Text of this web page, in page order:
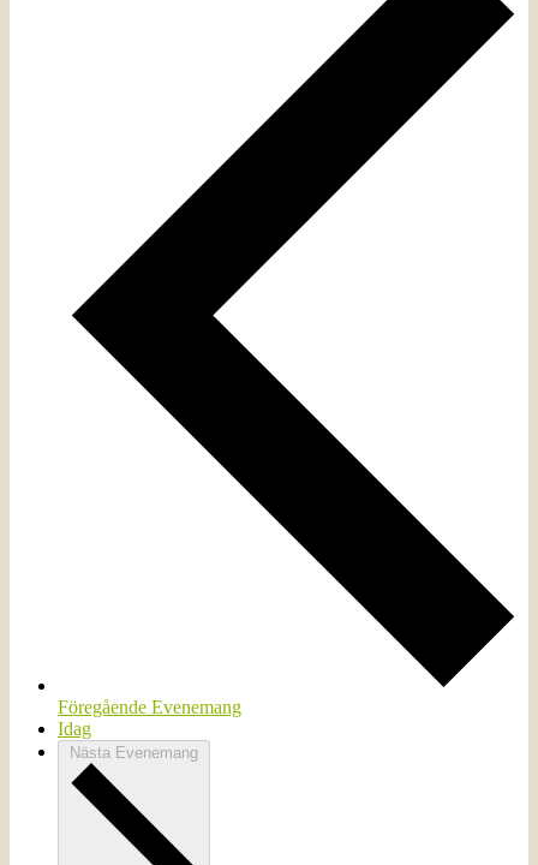
Föregående Evenemang
Idag
Nästa Evenemang